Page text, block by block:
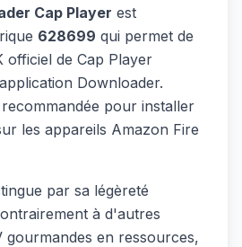
Cap Player est
628699 qui permet de
officiel de Cap Player
Downloader.
pour installer
les appareils Amazon Fire
par sa légèreté
à d'autres
gourmandes en ressources,